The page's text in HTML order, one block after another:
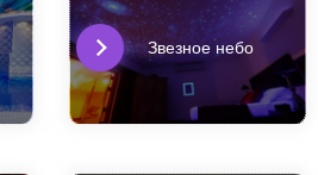
Звезное небо